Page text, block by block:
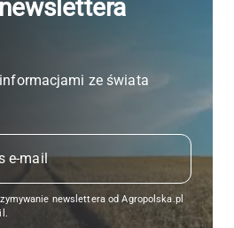
ze świata
newslettera od Agropolska.pl